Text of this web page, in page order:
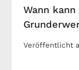
Wann
Veröffentlicht